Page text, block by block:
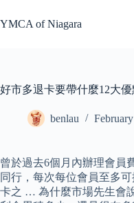
to
content
YMCA of Niagara
好市多退卡要帶什麼12大優
benlau
曾於過去6個月內辦理會員
同行，每次每位會員至多
卡之 … 為什麼市場先生會